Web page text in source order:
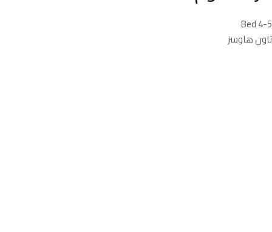
4-5 Bed
تاون هاوسز